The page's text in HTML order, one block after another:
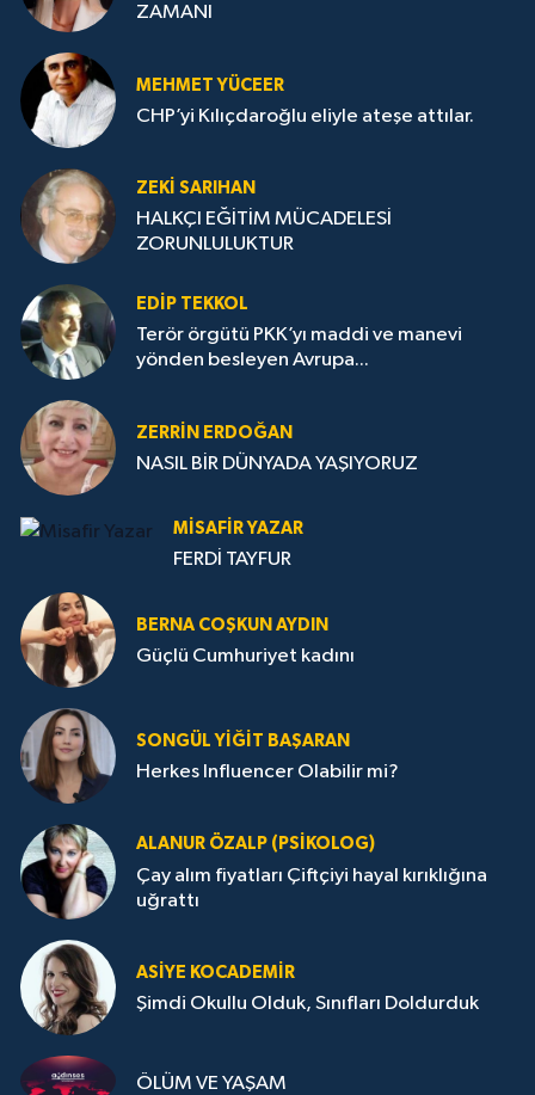
ZAMANI
MEHMET YÜCEER
CHP’yi Kılıçdaroğlu eliyle ateşe attılar.
ZEKI SARIHAN
HALKÇI EĞİTİM MÜCADELESİ
ZORUNLULUKTUR
EDIP TEKKOL
Terör örgütü PKK’yı maddi ve manevi
yönden besleyen Avrupa...
ZERRIN ERDOĞAN
NASIL BİR DÜNYADA YAŞIYORUZ
MISAFIR YAZAR
FERDİ TAYFUR
BERNA COŞKUN AYDIN
Güçlü Cumhuriyet kadını
SONGÜL YIĞIT BAŞARAN
Herkes Influencer Olabilir mi?
ALANUR ÖZALP (PSIKOLOG)
Çay alım fiyatları Çiftçiyi hayal kırıklığına
uğrattı
ASIYE KOCADEMİR
Şimdi Okullu Olduk, Sınıfları Doldurduk
ÖLÜM VE YAŞAM